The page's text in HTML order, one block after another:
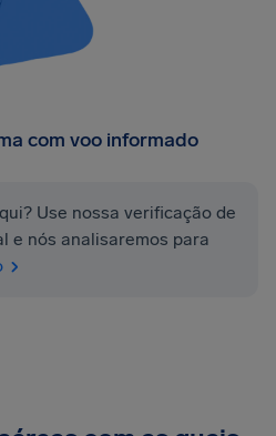
com voo informado
Use nossa verificação de
e nós analisaremos para